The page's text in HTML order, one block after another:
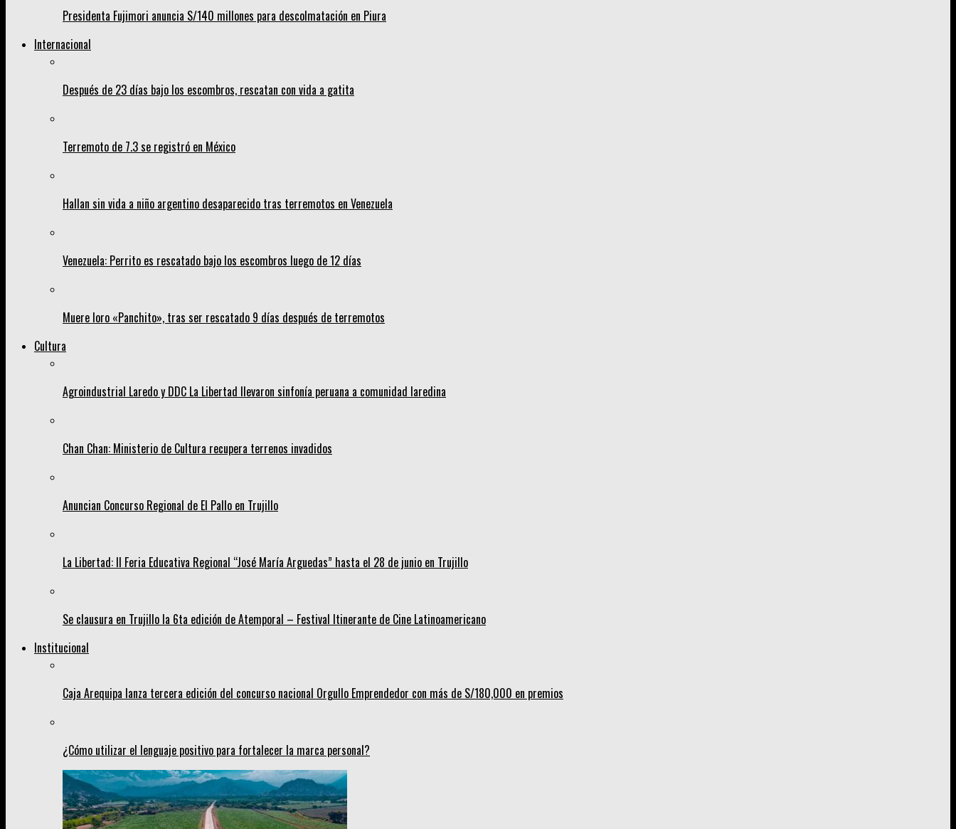
Presidenta Fujimori anuncia S/140 millones para descolmatación en Piura
Internacional
Después de 23 días bajo los escombros, rescatan con vida a gatita
Terremoto de 7.3 se registró en México
Hallan sin vida a niño argentino desaparecido tras terremotos en Venezuela
Venezuela: Perrito es rescatado bajo los escombros luego de 12 días
Muere loro «Panchito», tras ser rescatado 9 días después de terremotos
Cultura
Agroindustrial Laredo y DDC La Libertad llevaron sinfonía peruana a comunidad laredina
Chan Chan: Ministerio de Cultura recupera terrenos invadidos
Anuncian Concurso Regional de El Pallo en Trujillo
La Libertad: II Feria Educativa Regional “José María Arguedas” hasta el 28 de junio en Trujillo
Se clausura en Trujillo la 6ta edición de Atemporal – Festival Itinerante de Cine Latinoamericano
Institucional
Caja Arequipa lanza tercera edición del concurso nacional Orgullo Emprendedor con más de S/180,000 en premios
¿Cómo utilizar el lenguaje positivo para fortalecer la marca personal?